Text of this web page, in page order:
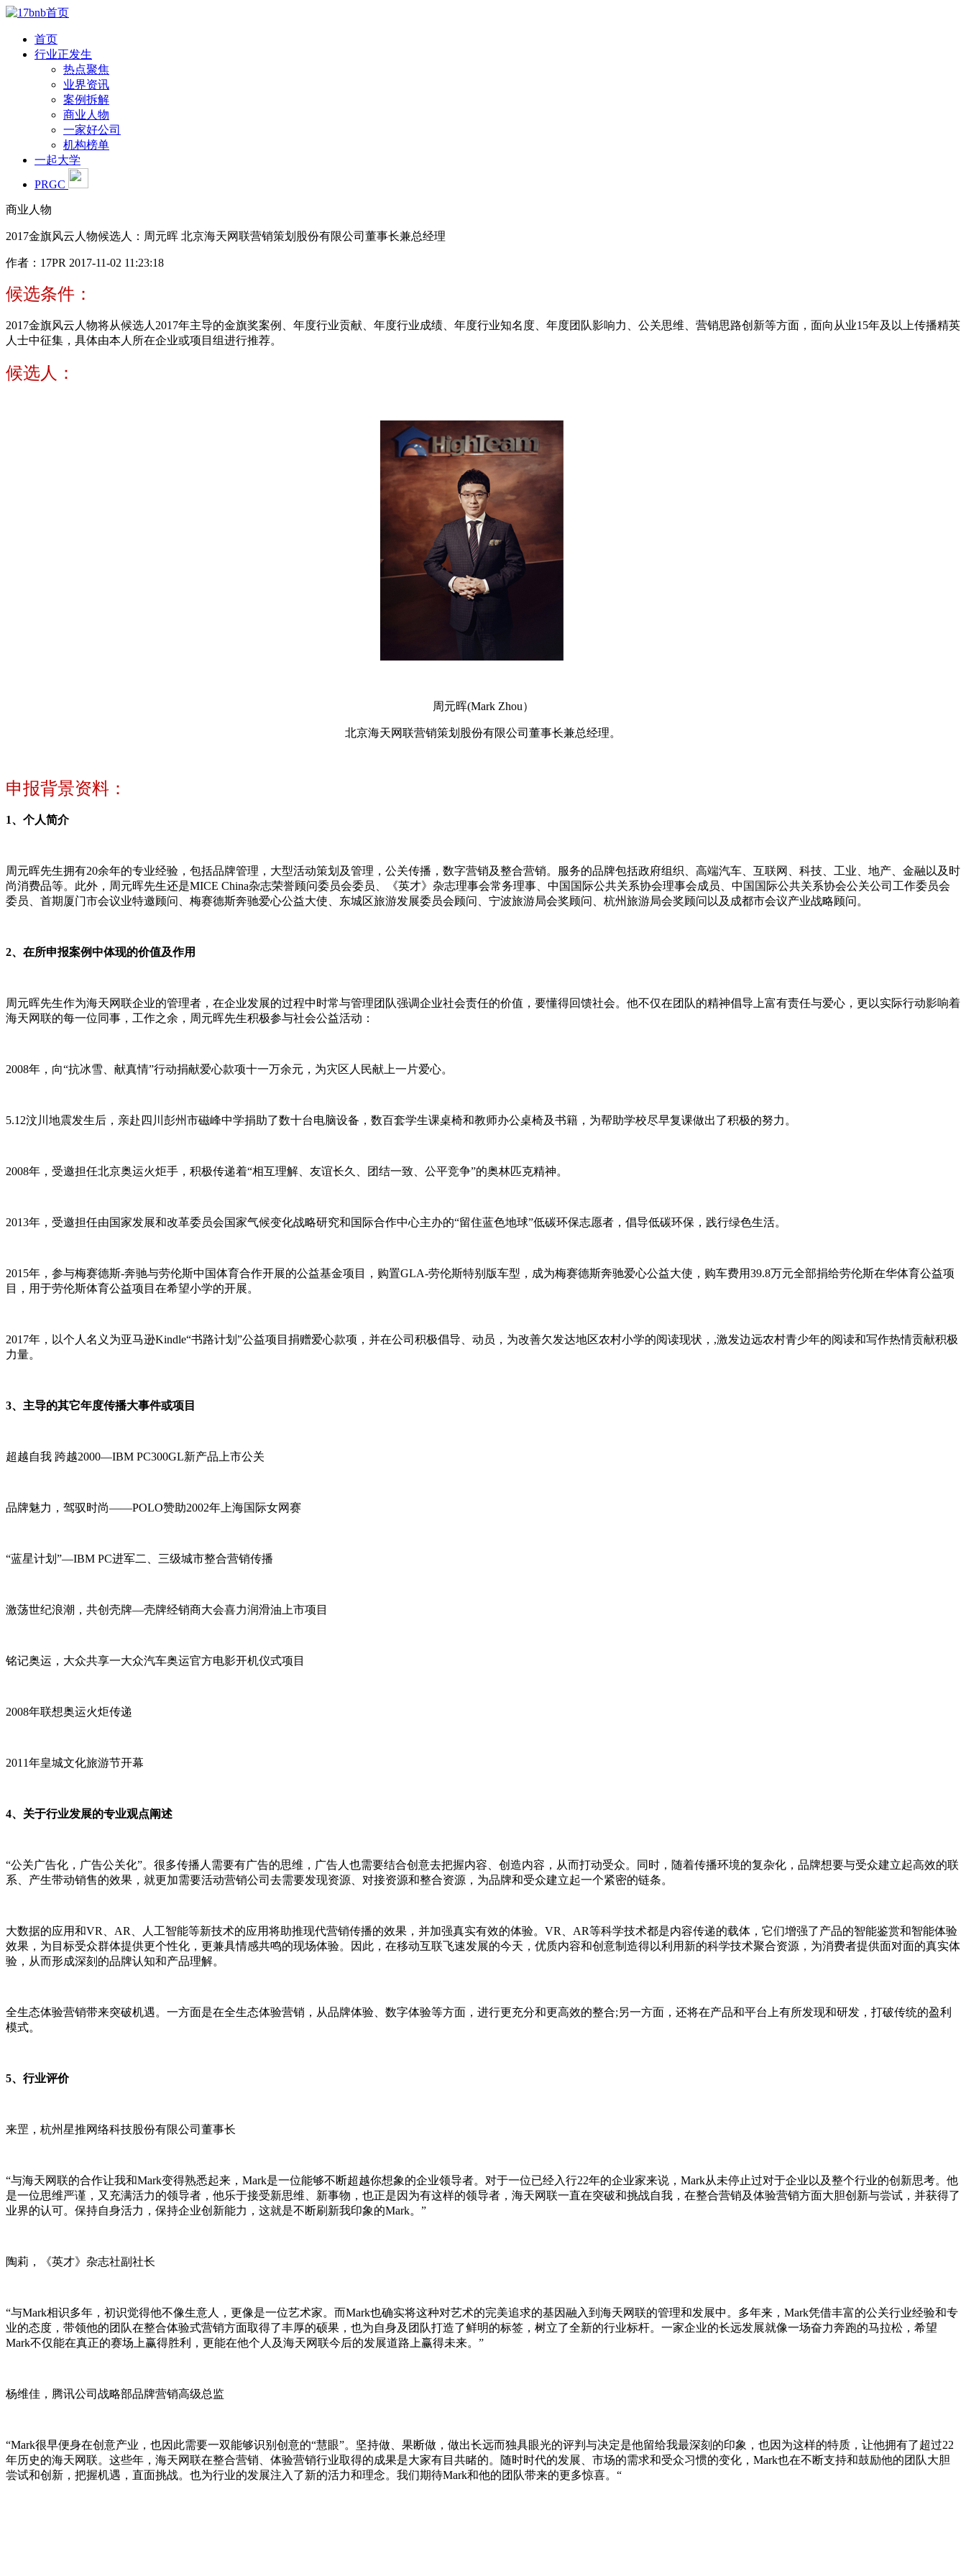
首页
行业正发生
热点聚焦
业界资讯
案例拆解
商业人物
一家好公司
机构榜单
一起大学
PRGC
商业人物
2017金旗风云人物候选人：周元晖 北京海天网联营销策划股份有限公司董事长兼总经理
作者：17PR 2017-11-02 11:23:18
候选条件：
2017金旗风云人物将从候选人2017年主导的金旗奖案例、年度行业贡献、年度行业成绩、年度行业知名度、年度团队影响力、公关思维、营销思路创新等方面，面向从业15年及以上传播精英
人士中征集，具体由本人所在企业或项目组进行推荐。
候选人：
周元晖(Mark Zhou）
北京海天网联营销策划股份有限公司董事长兼总经理。
申报背景资料：
1、个人简介
周元晖先生拥有20余年的专业经验，包括品牌管理，大型活动策划及管理，公关传播，数字营销及整合营销。服务的品牌包括政府组织、高端汽车、互联网、科技、工业、地产、金融以及时
尚消费品等。此外，周元晖先生还是MICE China杂志荣誉顾问委员会委员、《英才》杂志理事会常务理事、中国国际公共关系协会理事会成员、中国国际公共关系协会公关公司工作委员会
委员、首期厦门市会议业特邀顾问、梅赛德斯奔驰爱心公益大使、东城区旅游发展委员会顾问、宁波旅游局会奖顾问、杭州旅游局会奖顾问以及成都市会议产业战略顾问。
2、在所申报案例中体现的价值及作用
周元晖先生作为海天网联企业的管理者，在企业发展的过程中时常与管理团队强调企业社会责任的价值，要懂得回馈社会。他不仅在团队的精神倡导上富有责任与爱心，更以实际行动影响着
海天网联的每一位同事，工作之余，周元晖先生积极参与社会公益活动：
2008年，向“抗冰雪、献真情”行动捐献爱心款项十一万余元，为灾区人民献上一片爱心。
5.12汶川地震发生后，亲赴四川彭州市磁峰中学捐助了数十台电脑设备，数百套学生课桌椅和教师办公桌椅及书籍，为帮助学校尽早复课做出了积极的努力。
2008年，受邀担任北京奥运火炬手，积极传递着“相互理解、友谊长久、团结一致、公平竞争”的奥林匹克精神。
2013年，受邀担任由国家发展和改革委员会国家气候变化战略研究和国际合作中心主办的“留住蓝色地球”低碳环保志愿者，倡导低碳环保，践行绿色生活。
2015年，参与梅赛德斯-奔驰与劳伦斯中国体育合作开展的公益基金项目，购置GLA-劳伦斯特别版车型，成为梅赛德斯奔驰爱心公益大使，购车费用39.8万元全部捐给劳伦斯在华体育公益项
目，用于劳伦斯体育公益项目在希望小学的开展。
2017年，以个人名义为亚马逊Kindle“书路计划”公益项目捐赠爱心款项，并在公司积极倡导、动员，为改善欠发达地区农村小学的阅读现状，,激发边远农村青少年的阅读和写作热情贡献积极
力量。
3、主导的其它年度传播大事件或项目
超越自我 跨越2000—IBM PC300GL新产品上市公关
品牌魅力，驾驭时尚——POLO赞助2002年上海国际女网赛
“蓝星计划”—IBM PC进军二、三级城市整合营销传播
激荡世纪浪潮，共创壳牌—壳牌经销商大会喜力润滑油上市项目
铭记奥运，大众共享一大众汽车奥运官方电影开机仪式项目
2008年联想奥运火炬传递
2011年皇城文化旅游节开幕
4、关于行业发展的专业观点阐述
“公关广告化，广告公关化”。很多传播人需要有广告的思维，广告人也需要结合创意去把握内容、创造内容，从而打动受众。同时，随着传播环境的复杂化，品牌想要与受众建立起高效的联
系、产生带动销售的效果，就更加需要活动营销公司去需要发现资源、对接资源和整合资源，为品牌和受众建立起一个紧密的链条。
大数据的应用和VR、AR、人工智能等新技术的应用将助推现代营销传播的效果，并加强真实有效的体验。VR、AR等科学技术都是内容传递的载体，它们增强了产品的智能鉴赏和智能体验
效果，为目标受众群体提供更个性化，更兼具情感共鸣的现场体验。因此，在移动互联飞速发展的今天，优质内容和创意制造得以利用新的科学技术聚合资源，为消费者提供面对面的真实体
验，从而形成深刻的品牌认知和产品理解。
全生态体验营销带来突破机遇。一方面是在全生态体验营销，从品牌体验、数字体验等方面，进行更充分和更高效的整合;另一方面，还将在产品和平台上有所发现和研发，打破传统的盈利
模式。
5、行业评价
来罡，杭州星推网络科技股份有限公司董事长
“与海天网联的合作让我和Mark变得熟悉起来，Mark是一位能够不断超越你想象的企业领导者。对于一位已经入行22年的企业家来说，Mark从未停止过对于企业以及整个行业的创新思考。他
是一位思维严谨，又充满活力的领导者，他乐于接受新思维、新事物，也正是因为有这样的领导者，海天网联一直在突破和挑战自我，在整合营销及体验营销方面大胆创新与尝试，并获得了
业界的认可。保持自身活力，保持企业创新能力，这就是不断刷新我印象的Mark。”
陶莉，《英才》杂志社副社长
“与Mark相识多年，初识觉得他不像生意人，更像是一位艺术家。而Mark也确实将这种对艺术的完美追求的基因融入到海天网联的管理和发展中。多年来，Mark凭借丰富的公关行业经验和专
业的态度，带领他的团队在整合体验式营销方面取得了丰厚的硕果，也为自身及团队打造了鲜明的标签，树立了全新的行业标杆。一家企业的长远发展就像一场奋力奔跑的马拉松，希望
Mark不仅能在真正的赛场上赢得胜利，更能在他个人及海天网联今后的发展道路上赢得未来。”
杨维佳，腾讯公司战略部品牌营销高级总监
“Mark很早便身在创意产业，也因此需要一双能够识别创意的“慧眼”。坚持做、果断做，做出长远而独具眼光的评判与决定是他留给我最深刻的印象，也因为这样的特质，让他拥有了超过22
年历史的海天网联。这些年，海天网联在整合营销、体验营销行业取得的成果是大家有目共睹的。随时时代的发展、市场的需求和受众习惯的变化，Mark也在不断支持和鼓励他的团队大胆
尝试和创新，把握机遇，直面挑战。也为行业的发展注入了新的活力和理念。我们期待Mark和他的团队带来的更多惊喜。“